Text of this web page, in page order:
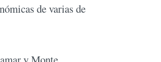
de varias de